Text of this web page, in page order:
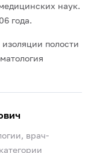
наук.
года.
полости
врач-